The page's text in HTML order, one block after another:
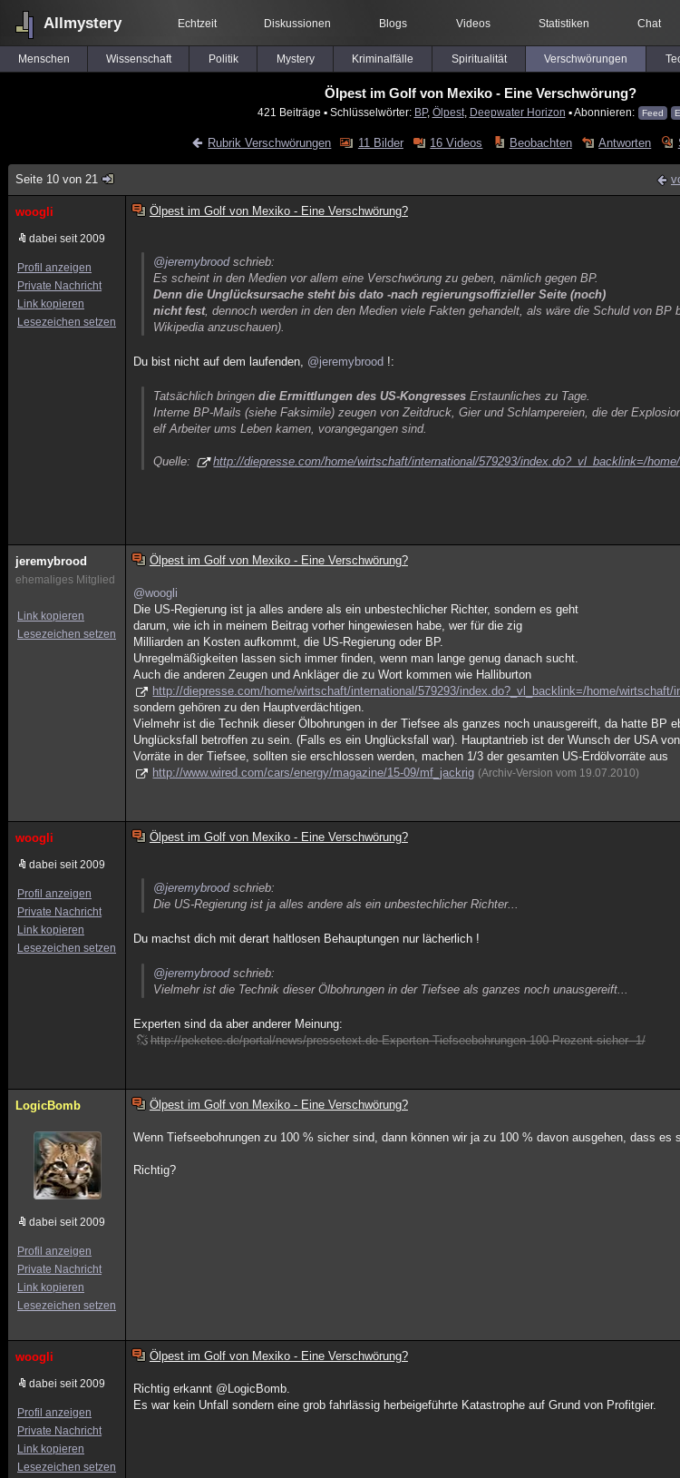
Allmystery Echtzeit Diskussionen Blogs Videos Statistiken Chat
Menschen Wissenschaft Politik Mystery Kriminalfälle Spiritualität Verschwörungen
Ölpest im Golf von Mexiko - Eine Verschwörung?
421 Beiträge ▪ Schlüsselwörter: BP, Ölpest, Deepwater Horizon ▪ Abonnieren: Feed
Rubrik Verschwörungen 11 Bilder 16 Videos Beobachten Antworten
Seite 10 von 21
woogli
dabei seit 2009
Profil anzeigen
Private Nachricht
Link kopieren
Lesezeichen setzen
Ölpest im Golf von Mexiko - Eine Verschwörung?
@jeremybroodschrieb:
Es scheint in den Medien vor allem eine Verschwörung zu geben, nämlich gegen BP.
Denn die Unglücksursache steht bis dato -nach regierungsoffizieller Seite (noch)
nicht fest, dennoch werden in den den Medien viele Fakten gehandelt, als wäre die Schuld von
Wikipedia anzuschauen).
Du bist nicht auf dem laufenden, @jeremybrood !:
Tatsächlich bringendie Ermittlungen des US-Kongresses Erstaunliches zu Tage.
Interne BP-Mails (siehe Faksimile) zeugen von Zeitdruck, Gier und Schlampereien, die der
elf Arbeiter ums Leben kamen, vorangegangen sind.
Quelle: http://diepresse.com/home/wirtschaft/international/579293/index.do?_vl_backlink=/
jeremybrood
ehemaliges Mitglied
Link kopieren
Lesezeichen setzen
Ölpest im Golf von Mexiko - Eine Verschwörung?
@woogli
Die US-Regierung ist ja alles andere als ein unbestechlicher Richter, sondern es geht
darum, wie ich in meinem Beitrag vorher hingewiesen habe, wer für die zig
Milliarden an Kosten aufkommt, die US-Regierung oder BP.
Unregelmäßigkeiten lassen sich immer finden, wenn man lange genug danach sucht.
Auch die anderen Zeugen und Ankläger die zu Wort kommen wie Halliburton
http://diepresse.com/home/wirtschaft/international/579293/index.do?_vl_backlink=/home/wirtschaft/
sondern gehören zu den Hauptverdächtigen.
Vielmehr ist die Technik dieser Ölbohrungen in der Tiefsee als ganzes noch unausgereift, da hatte BP
Unglücksfall betroffen zu sein. (Falls es ein Unglücksfall war). Hauptantrieb ist der Wunsch der USA
Vorräte in der Tiefsee, sollten sie erschlossen werden, machen 1/3 der gesamten US-Erdölvorräte aus
http://www.wired.com/cars/energy/magazine/15-09/mf_jackrig (Archiv-Version vom 19.07.2010)
woogli
dabei seit 2009
Profil anzeigen
Private Nachricht
Link kopieren
Lesezeichen setzen
Ölpest im Golf von Mexiko - Eine Verschwörung?
@jeremybroodschrieb:
Die US-Regierung ist ja alles andere als ein unbestechlicher Richter...
Du machst dich mit derart haltlosen Behauptungen nur lächerlich !
@jeremybroodschrieb:
Vielmehr ist die Technik dieser Ölbohrungen in der Tiefsee als ganzes noch unausgereift...
Experten sind da aber anderer Meinung:
http://peketec.de/portal/news/pressetext.de-Experten-Tiefseebohrungen-100-Prozent-sicher--1/
LogicBomb
dabei seit 2009
Profil anzeigen
Private Nachricht
Link kopieren
Lesezeichen setzen
Ölpest im Golf von Mexiko - Eine Verschwörung?
Wenn Tiefseebohrungen zu 100 % sicher sind, dann können wir ja zu 100 % davon ausgehen, dass es
Richtig?
woogli
dabei seit 2009
Profil anzeigen
Private Nachricht
Link kopieren
Lesezeichen setzen
Ölpest im Golf von Mexiko - Eine Verschwörung?
Richtig erkannt @LogicBomb.
Es war kein Unfall sondern eine grob fahrlässig herbeigeführte Katastrophe auf Grund von Profitgier.